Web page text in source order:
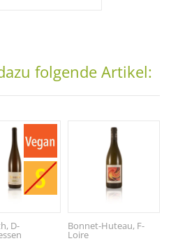
folgende Artikel:
D- Bonnet-Huteau, F-
Loire